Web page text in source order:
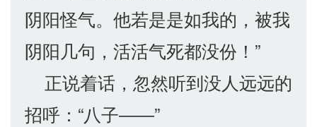
阴阳怪气。他若是是如我的，被我
阴阳几句，活活气死都没份！”
正说着话，忽然听到没人远远的
招呼：“八子――”